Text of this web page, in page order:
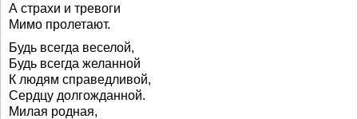
А страхи и тревоги
Мимо пролетают.
Будь всегда веселой,
Будь всегда желанной
К людям справедливой,
Сердцу долгожданной.
Милая родная,